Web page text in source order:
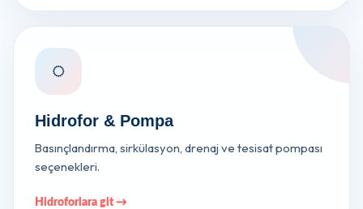
◌
Hidrofor & Pompa
Basınçlandırma, sirkülasyon, drenaj ve tesisat pompası
seçenekleri.
Hidroforlara git →